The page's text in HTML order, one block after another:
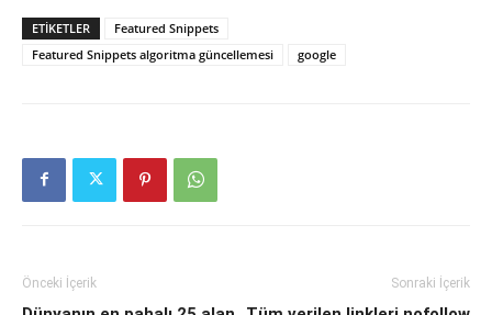
ETIKETLER
Featured Snippets
Featured Snippets algoritma güncellemesi
google
Önceki İçerik Sonraki İçerik